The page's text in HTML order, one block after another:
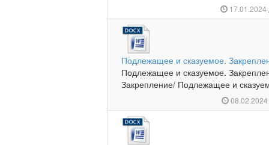
17.01.2024
Подлежащее и сказуемое.
Подлежащее и сказуемое.
Закрепление/ Подлежащее и